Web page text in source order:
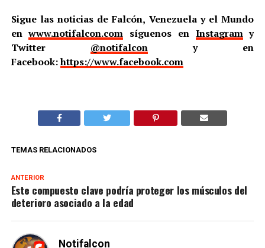
Sigue las noticias de Falcón, Venezuela y el Mundo
enwww.notifalcon.com síguenos en Instagramy
Twitter @notifalcony en
Facebook:https://www.facebook.com
TEMAS RELACIONADOS
ANTERIOR
Este compuesto clave podría proteger los músculos del
deterioro asociado a la edad
Notifalcon